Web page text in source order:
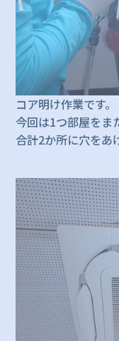
コア明け作業です。
今回は1つ部屋をま
合計2か所に穴をあ